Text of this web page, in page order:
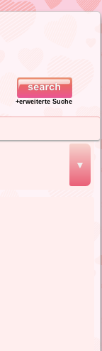
+erweiterte Suche
▼